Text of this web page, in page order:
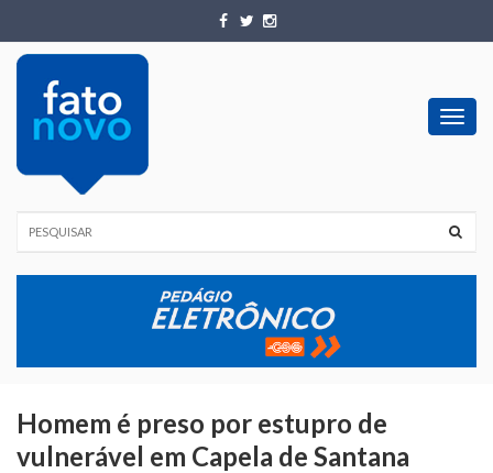
Homem é preso por estupro de
vulnerável em Capela de Santana